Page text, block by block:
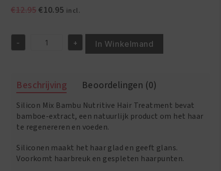
€12.95Oorspronkelijke
€12.95.
€10.95Huidige
is:
€10.95.
incl.
Silicon
Treatment
16oz/450G
aantal
- + In Winkelmand
Beschrijving Beoordelingen (0)
Silicon Mix Bambu Nutritive Hair Treatment bevat
bamboe-extract, een natuurlijk product om het haar
te regenereren en voeden.
Siliconen maakt het haar glad en geeft glans.
Voorkomt haarbreuk en gespleten haarpunten.